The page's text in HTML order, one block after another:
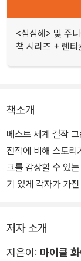
<심심해> 및 주
책 시리즈 + 렌티
책소개
베스트 세계 걸작
전작에 비해 스토리
크를 감상할 수 있
기 있게 각자가 가
공룡과 특장차라는
저자 소개
지은이: 마이클